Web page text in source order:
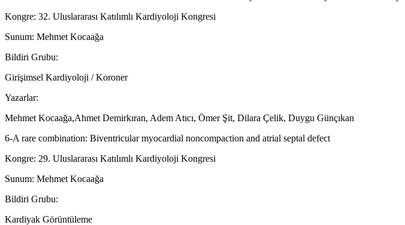
Kongre: 32. Uluslararası Katılımlı Kardiyoloji Kongresi
Sunum: Mehmet Kocaağa
Bildiri Grubu:
Girişimsel Kardiyoloji / Koroner
Yazarlar:
Mehmet Kocaağa,Ahmet Demirkıran, Adem Atıcı, Ömer Şit, Dilara Çelik, Duygu Günçıkan
6-A rare combination: Biventricular myocardial noncompaction and atrial septal defect
Kongre: 29. Uluslararası Katılımlı Kardiyoloji Kongresi
Sunum: Mehmet Kocaağa
Bildiri Grubu:
Kardiyak Görüntüleme